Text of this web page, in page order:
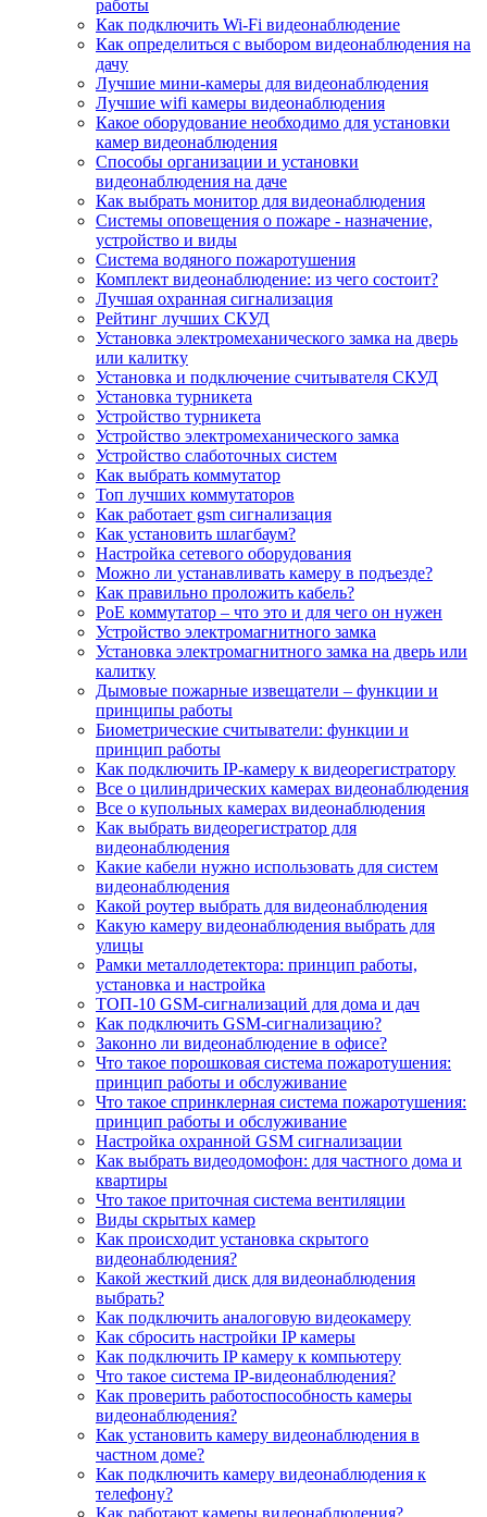
работы
Как подключить Wi-Fi видеонаблюдение
Как определиться с выбором видеонаблюдения на
дачу
Лучшие мини-камеры для видеонаблюдения
Лучшие wifi камеры видеонаблюдения
Какое оборудование необходимо для установки
камер видеонаблюдения
Способы организации и установки
видеонаблюдения на даче
Как выбрать монитор для видеонаблюдения
Системы оповещения о пожаре - назначение,
устройство и виды
Система водяного пожаротушения
Комплект видеонаблюдение: из чего состоит?
Лучшая охранная сигнализация
Рейтинг лучших СКУД
Установка электромеханического замка на дверь
или калитку
Установка и подключение считывателя СКУД
Установка турникета
Устройство турникета
Устройство электромеханического замка
Устройство слаботочных систем
Как выбрать коммутатор
Топ лучших коммутаторов
Как работает gsm сигнализация
Как установить шлагбаум?
Настройка сетевого оборудования
Можно ли устанавливать камеру в подъезде?
Как правильно проложить кабель?
PoE коммутатор – что это и для чего он нужен
Устройство электромагнитного замка
Установка электромагнитного замка на дверь или
калитку
Дымовые пожарные извещатели – функции и
принципы работы
Биометрические считыватели: функции и
принцип работы
Как подключить IP-камеру к видеорегистратору
Все о цилиндрических камерах видеонаблюдения
Все о купольных камерах видеонаблюдения
Как выбрать видеорегистратор для
видеонаблюдения
Какие кабели нужно использовать для систем
видеонаблюдения
Какой роутер выбрать для видеонаблюдения
Какую камеру видеонаблюдения выбрать для
улицы
Рамки металлодетектора: принцип работы,
установка и настройка
ТОП-10 GSM-сигнализаций для дома и дач
Как подключить GSM-сигнализацию?
Законно ли видеонаблюдение в офисе?
Что такое порошковая система пожаротушения:
принцип работы и обслуживание
Что такое спринклерная система пожаротушения:
принцип работы и обслуживание
Настройка охранной GSM сигнализации
Как выбрать видеодомофон: для частного дома и
квартиры
Что такое приточная система вентиляции
Виды скрытых камер
Как происходит установка скрытого
видеонаблюдения?
Какой жесткий диск для видеонаблюдения
выбрать?
Как подключить аналоговую видеокамеру
Как сбросить настройки IP камеры
Как подключить IP камеру к компьютеру
Что такое система IP-видеонаблюдения?
Как проверить работоспособность камеры
видеонаблюдения?
Как установить камеру видеонаблюдения в
частном доме?
Как подключить камеру видеонаблюдения к
телефону?
Как работают камеры видеонаблюдения?